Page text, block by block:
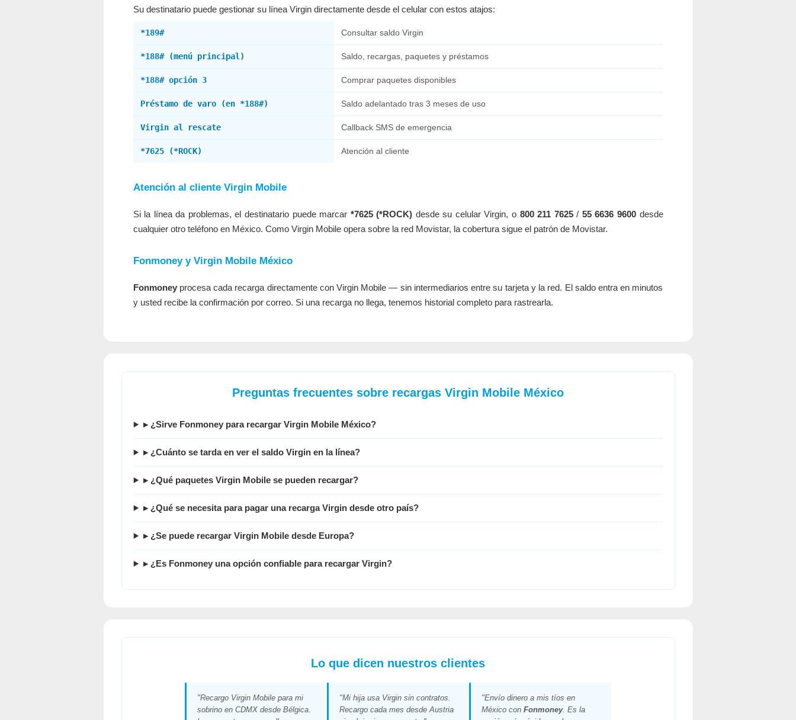
Su destinatario puede gestionar su línea Virgin directamente desde el celular con estos atajos:
*189# Consultar saldo Virgin
*188# (menú principal) Saldo, recargas, paquetes y préstamos
*188# opción 3 Comprar paquetes disponibles
Préstamo de varo (en *188#) Saldo adelantado tras 3 meses de uso
Virgin al rescate Callback SMS de emergencia
*7625 (*ROCK) Atención al cliente
Atención al cliente Virgin Mobile
Si la línea da problemas, el destinatario puede marcar *7625 (*ROCK) desde su celular Virgin, o 800 211 7625/ 55 6636 9600desde
cualquier otro teléfono en México. Como Virgin Mobile opera sobre la red Movistar, la cobertura sigue el patrón de Movistar.
Fonmoney y Virgin Mobile México
Fonmoneyprocesa cada recarga directamente con Virgin Mobile — sin intermediarios entre su tarjeta y la red. El saldo entra en minutos
y usted recibe la confirmación por correo. Si una recarga no llega, tenemos historial completo para rastrearla.
Preguntas frecuentes sobre recargas Virgin Mobile México
▸ ¿Sirve Fonmoney para recargar Virgin Mobile México?
▸ ¿Cuánto se tarda en ver el saldo Virgin en la línea?
▸ ¿Qué paquetes Virgin Mobile se pueden recargar?
▸ ¿Qué se necesita para pagar una recarga Virgin desde otro país?
▸ ¿Se puede recargar Virgin Mobile desde Europa?
▸ ¿Es Fonmoney una opción confiable para recargar Virgin?
Lo que dicen nuestros clientes
"Recargo Virgin Mobile para mi
sobrino en CDMX desde Bélgica.
"Mi hija usa Virgin sin contratos.
Recargo cada mes desde Austria
"Envío dinero a mis tíos en
México conFonmoney. Es la